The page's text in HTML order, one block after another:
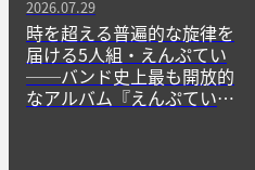
2026.07.29
時を超える普遍的な旋律を
届ける5人組・えんぷてい
──バンド史上最も開放的
なアルバム『えんぷてい』